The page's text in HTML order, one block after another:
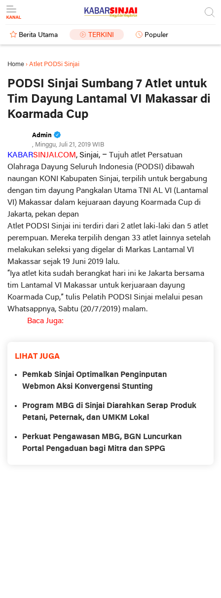
Berita Utama TERKINI Populer
Home › Atlet PODSi Sinjai
PODSI Sinjai Sumbang 7 Atlet untuk
Tim Dayung Lantamal VI Makassar di
Koarmada Cup
Admin
, Minggu, Juli 21, 2019 WIB
KABARSINJAI.COM , Sinjai, –
Tujuh atlet Persatuan
Olahraga Dayung Seluruh Indonesia (PODSI) dibawah
naungan KONI Kabupaten Sinjai, terpilih untuk bergabung
dengan tim dayung Pangkalan Utama TNI AL VI (Lantamal
VI) Makassar dalam kejuaraan dayung Koarmada Cup di
Jakarta, pekan depan
Atlet PODSI Sinjai ini terdiri dari 2 atlet laki-laki dan 5 atlet
perempuan. Mereka terpilih dengan 33 atlet lainnya setelah
melakukan seleksi yang digelar di Markas Lantamal VI
Makassar sejak 19 Juni 2019 lalu.
“Iya atlet kita sudah berangkat hari ini ke Jakarta bersama
tim Lantamal VI Makassar untuk kerjuaraan dayung
Koarmada Cup,” tulis Pelatih PODSI Sinjai melalui pesan
Whatsappnya, Sabtu (20/7/2019) malam.
Baca Juga:
LIHAT JUGA
Pemkab Sinjai Optimalkan Penginputan
Webmon Aksi Konvergensi Stunting
Program MBG di Sinjai Diarahkan Serap Produk
Petani, Peternak, dan UMKM Lokal
Perkuat Pengawasan MBG, BGN Luncurkan
Portal Pengaduan bagi Mitra dan SPPG